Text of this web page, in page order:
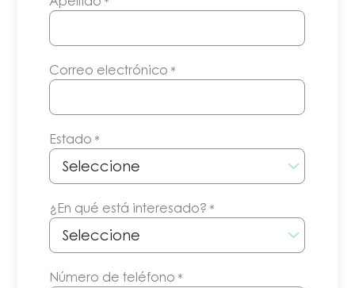
Correo electrónico *
Estado *
¿En qué está interesado? *
Número de teléfono *